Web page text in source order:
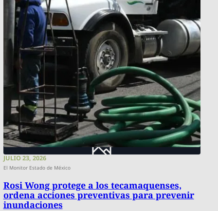
JULIO 23, 2026
El Monitor Estado de México
Rosi Wong protege a los tecamaquenses,
ordena acciones preventivas para prevenir
inundaciones